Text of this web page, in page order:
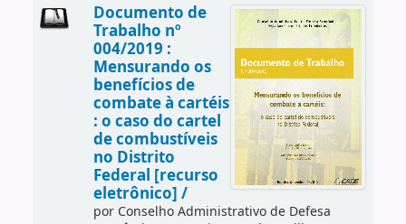
Documento de
Trabalho nº
004/2019 :
Mensurando os
benefícios de
combate à cartéis
: o caso do cartel
de combustíveis
no Distrito
Federal [recurso
eletrônico] /
por Conselho Administrativo de Defesa